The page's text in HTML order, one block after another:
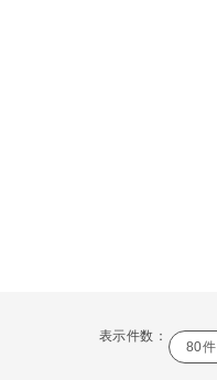
表示件数：
80件